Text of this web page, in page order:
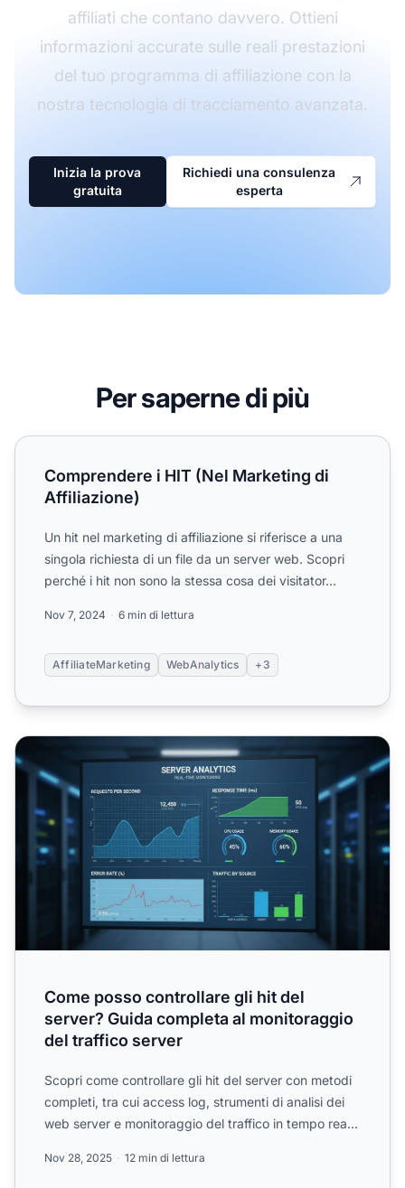
affiliati che contano davvero. Ottieni
informazioni accurate sulle reali prestazioni
del tuo programma di affiliazione con la
nostra tecnologia di tracciamento avanzata.
Inizia la prova
gratuita
Richiedi una consulenza
esperta
Per saperne di più
Comprendere i HIT (Nel Marketing di Affiliazione)
Comprendere i HIT (Nel Marketing di
Affiliazione)
Un hit nel marketing di affiliazione si riferisce a una
singola richiesta di un file da un server web. Scopri
perché i hit non sono la stessa cosa dei visitator...
Nov 7, 2024 6 min di lettura
AffiliateMarketing WebAnalytics +3
Come posso controllare gli hit del server? Guida
Come posso controllare gli hit del
server? Guida completa al monitoraggio
del traffico server
Scopri come controllare gli hit del server con metodi
completi, tra cui access log, strumenti di analisi dei
web server e monitoraggio del traffico in tempo rea...
Nov 28, 2025 12 min di lettura